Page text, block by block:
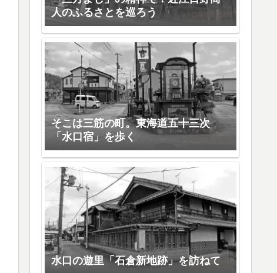
人のふるさとを巡ろう
そこは三筋の町。東海道五十三次
「水口宿」を歩く
水口の遊里「石倉新地跡」を訪ねて